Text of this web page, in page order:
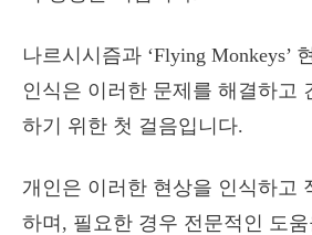
나르시시즘과 ‘Flying Monkeys’
인식은 이러한 문제를 해결하고
하기 위한 첫 걸음입니다.
개인은 이러한 현상을 인식하고
하며, 필요한 경우 전문적인 도